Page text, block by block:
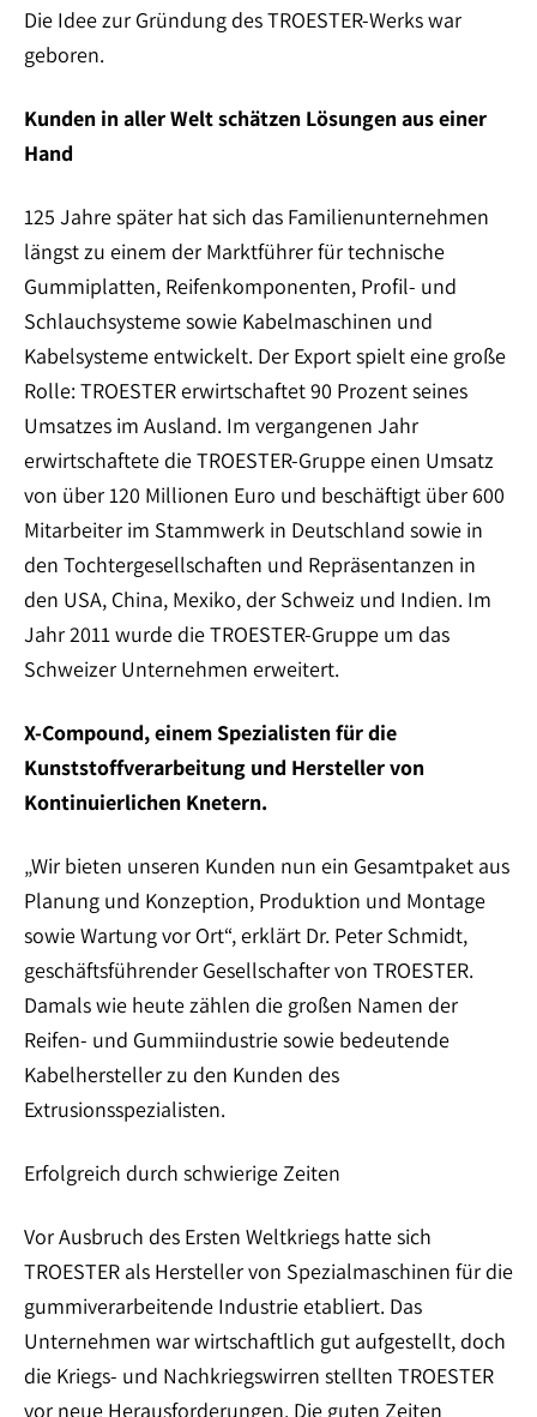
Die Idee zur Gründung des TROESTER-Werks war
geboren.
Kunden in aller Welt schätzen Lösungen aus einer
Hand
125 Jahre später hat sich das Familienunternehmen
längst zu einem der Marktführer für technische
Gummiplatten, Reifenkomponenten, Profil- und
Schlauchsysteme sowie Kabelmaschinen und
Kabelsysteme entwickelt. Der Export spielt eine große
Rolle: TROESTER erwirtschaftet 90 Prozent seines
Umsatzes im Ausland. Im vergangenen Jahr
erwirtschaftete die TROESTER-Gruppe einen Umsatz
von über 120 Millionen Euro und beschäftigt über 600
Mitarbeiter im Stammwerk in Deutschland sowie in
den Tochtergesellschaften und Repräsentanzen in
den USA, China, Mexiko, der Schweiz und Indien. Im
Jahr 2011 wurde die TROESTER-Gruppe um das
Schweizer Unternehmen erweitert.
X-Compound, einem Spezialisten für die
Kunststoffverarbeitung und Hersteller von
Kontinuierlichen Knetern.
„Wir bieten unseren Kunden nun ein Gesamtpaket aus
Planung und Konzeption, Produktion und Montage
sowie Wartung vor Ort“, erklärt Dr. Peter Schmidt,
geschäftsführender Gesellschafter von TROESTER.
Damals wie heute zählen die großen Namen der
Reifen- und Gummiindustrie sowie bedeutende
Kabelhersteller zu den Kunden des
Extrusionsspezialisten.
Erfolgreich durch schwierige Zeiten
Vor Ausbruch des Ersten Weltkriegs hatte sich
TROESTER als Hersteller von Spezialmaschinen für die
gummiverarbeitende Industrie etabliert. Das
Unternehmen war wirtschaftlich gut aufgestellt, doch
die Kriegs- und Nachkriegswirren stellten TROESTER
vor neue Herausforderungen. Die guten Zeiten